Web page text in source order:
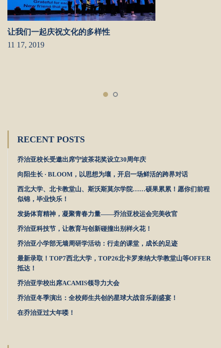
让我们一起庆祝文化的多样性
11 17, 2019
RECENT POSTS
乔治亚校长受邀出席宁波茶花奖设立30周年庆
向阳生长 · BLOOM，以思想为壤，开启一场鲜活的跨界对话
西北大学、北卡教堂山、斯沃斯莫尔学院……硕果累累！愿你们前程
似锦，毕业快乐！
发扬体育精神，凝聚青春力量——乔治亚校运会完美收官
乔治亚科技节，让教育与创新碰撞出别样火花！
乔治亚小学部无墙周研学活动：行走的课堂，成长的足迹
最新录取！TOP7西北大学，TOP26北卡罗来纳大学教堂山等OFFER
抵达！
乔治亚学校出席ACAMIS领导力大会
乔治亚冬季演出：全校师生共创的星球大战音乐剧盛宴！
在乔治亚过大年喽！